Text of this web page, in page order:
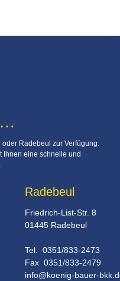
Radebeul
Friedrich-List-Str. 8
01445 Radebeul
Tel.  0351/833-2473
Fax  0351/833-2479
info@koenig-bauer-
Radebeul zur Verfügung.
Ihnen eine schnelle und